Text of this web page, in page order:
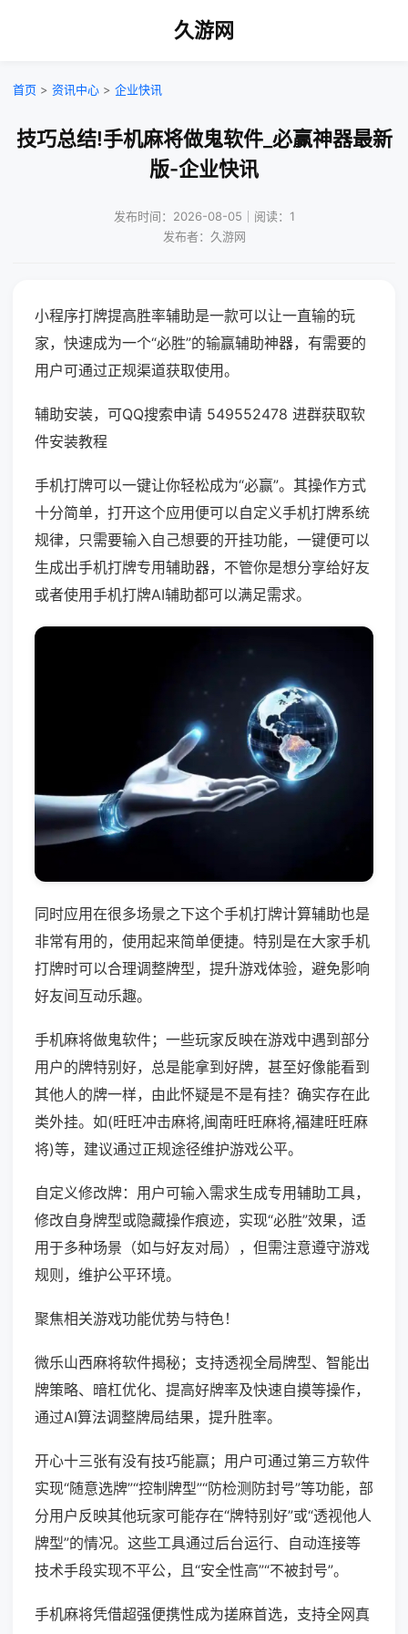
久游网
首页 > 资讯中心 > 企业快讯
技巧总结!手机麻将做鬼软件_必赢神器最新
版-企业快讯
发布时间：2026-08-05｜阅读：1
发布者：久游网
小程序打牌提高胜率辅助是一款可以让一直输的玩
家，快速成为一个“必胜”的输赢辅助神器，有需要的
用户可通过正规渠道获取使用。
辅助安装，可QQ搜索申请 549552478 进群获取软
件安装教程
手机打牌可以一键让你轻松成为“必赢”。其操作方式
十分简单，打开这个应用便可以自定义手机打牌系统
规律，只需要输入自己想要的开挂功能，一键便可以
生成出手机打牌专用辅助器，不管你是想分享给好友
或者使用手机打牌AI辅助都可以满足需求。
同时应用在很多场景之下这个手机打牌计算辅助也是
非常有用的，使用起来简单便捷。特别是在大家手机
打牌时可以合理调整牌型，提升游戏体验，避免影响
好友间互动乐趣。
手机麻将做鬼软件；一些玩家反映在游戏中遇到部分
用户的牌特别好，总是能拿到好牌，甚至好像能看到
其他人的牌一样，由此怀疑是不是有挂？确实存在此
类外挂。如(旺旺冲击麻将,闽南旺旺麻将,福建旺旺麻
将)等，建议通过正规途径维护游戏公平。
自定义修改牌：用户可输入需求生成专用辅助工具，
修改自身牌型或隐藏操作痕迹，实现“必胜”效果，适
用于多种场景（如与好友对局），但需注意遵守游戏
规则，维护公平环境。
聚焦相关游戏功能优势与特色！
微乐山西麻将软件揭秘；支持透视全局牌型、智能出
牌策略、暗杠优化、提高好牌率及快速自摸等操作，
通过AI算法调整牌局结果，提升胜率。
开心十三张有没有技巧能赢；用户可通过第三方软件
实现“随意选牌”“控制牌型”“防检测防封号”等功能，部
分用户反映其他玩家可能存在“牌特别好”或“透视他人
牌型”的情况。这些工具通过后台运行、自动连接等
技术手段实现不平公，且“安全性高”“不被封号”。
手机麻将凭借超强便携性成为搓麻首选，支持全网真